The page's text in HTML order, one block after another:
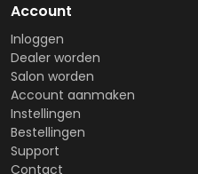
Account
Inloggen
Dealer worden
Salon worden
Account aanmaken
Instellingen
Bestellingen
Support
Contact